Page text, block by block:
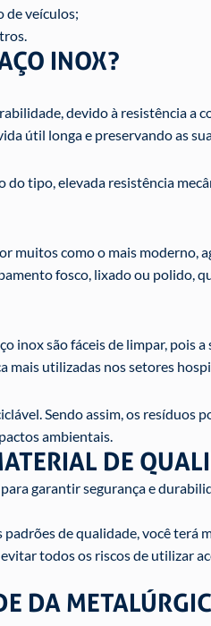
de veículos;
INOX?
devido à resistência a
útil longa e preservando as
do tipo, elevada resistência
muitos como o mais moderno,
fosco, lixado ou polido,
inox são fáceis de limpar, pois
mais utilizadas nos setores
Sendo assim, os resíduos
ambientais.
DE
garantir segurança e
de qualidade, você terá
todos os riscos de utilizar
DA